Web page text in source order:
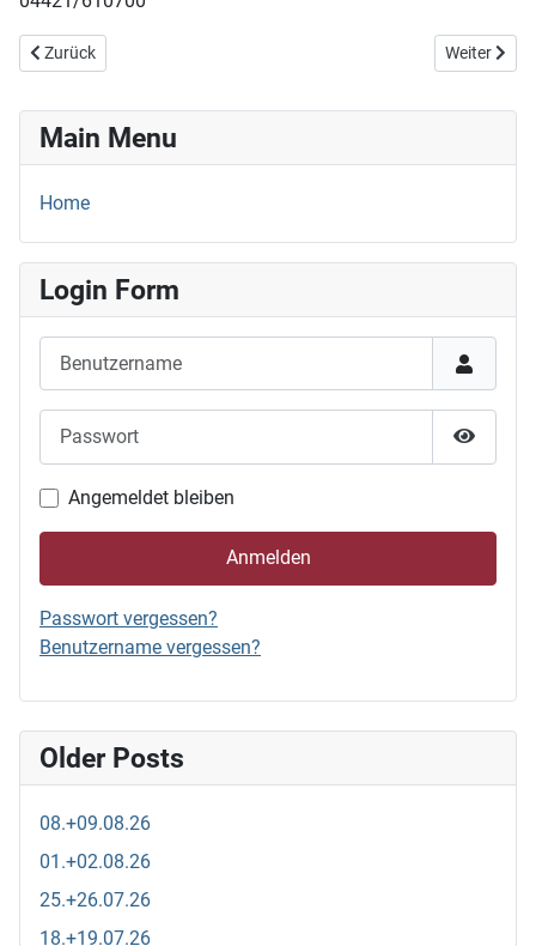
Vorheriger Beitrag: 02.+03.08.25
Zurück Nächster
Weiter
Main Menu
Home
Login Form
Angemeldet bleiben
Anmelden
Passwort vergessen?
Benutzername vergessen?
Older Posts
08.+09.08.26
01.+02.08.26
25.+26.07.26
18.+19.07.26